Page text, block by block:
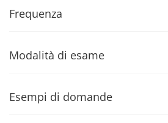
Frequenza
Modalità di esame
Esempi di domande